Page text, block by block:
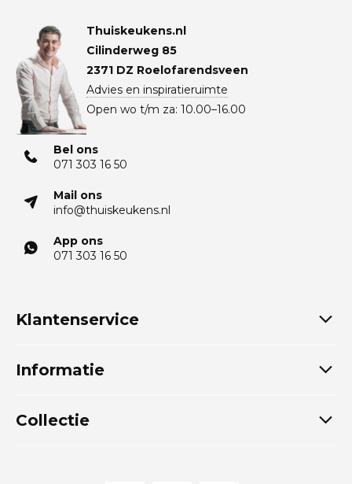
Thuiskeukens.nl
Cilinderweg 85
2371 DZ Roelofarendsveen
Advies en inspiratieruimte
Open wo t/m za: 10.00–16.00
Bel ons
071 303 16 50
Mail ons
info@thuiskeukens.nl
App ons
071 303 16 50
Klantenservice
Informatie
Collectie